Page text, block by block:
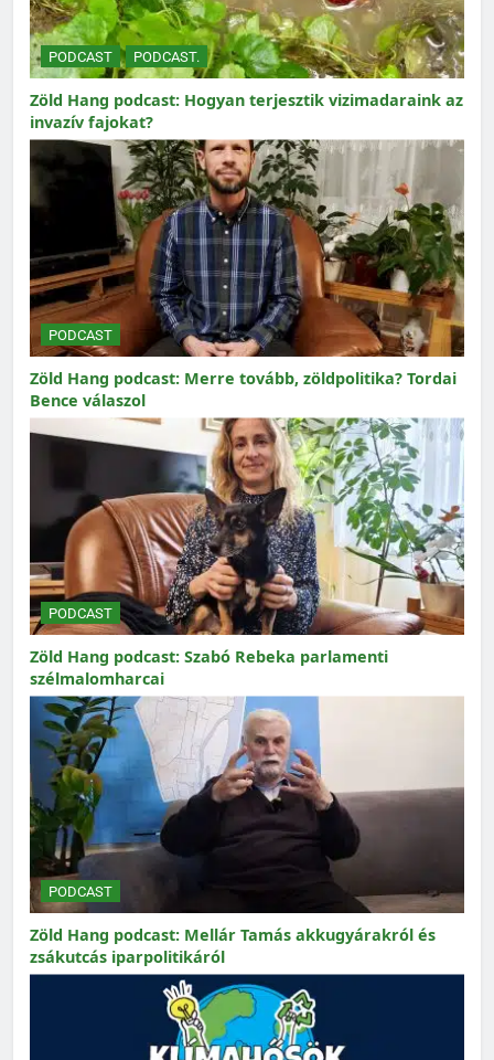
PODCAST PODCAST.
Zöld Hang podcast: Hogyan terjesztik vizimadaraink az
invazív fajokat?
PODCAST
Zöld Hang podcast: Merre tovább, zöldpolitika? Tordai
Bence válaszol
PODCAST
Zöld Hang podcast: Szabó Rebeka parlamenti
szélmalomharcai
PODCAST
Zöld Hang podcast: Mellár Tamás akkugyárakról és
zsákutcás iparpolitikáról